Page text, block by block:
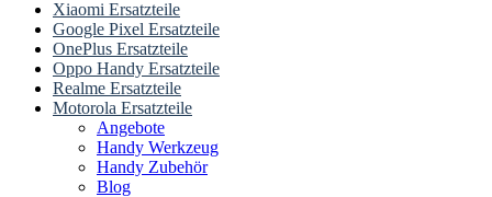
Xiaomi Ersatzteile
Google Pixel Ersatzteile
OnePlus Ersatzteile
Oppo Handy Ersatzteile
Realme Ersatzteile
Motorola Ersatzteile
Angebote
Handy Werkzeug
Handy Zubehör
Blog